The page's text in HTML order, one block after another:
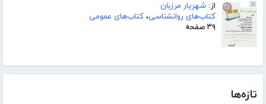
از: شهریار مرزبان
کتاب‌های روانشناسی، کتاب‌های عمومی
۳۹ صفحه
تازه‌ها